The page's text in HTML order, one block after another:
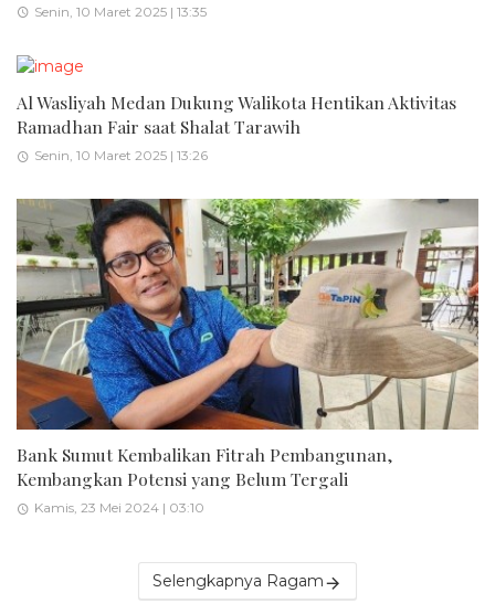
Senin, 10 Maret 2025 | 13:35
Al Wasliyah Medan Dukung Walikota Hentikan Aktivitas
Ramadhan Fair saat Shalat Tarawih
Senin, 10 Maret 2025 | 13:26
Bank Sumut Kembalikan Fitrah Pembangunan,
Kembangkan Potensi yang Belum Tergali
Kamis, 23 Mei 2024 | 03:10
Selengkapnya Ragam